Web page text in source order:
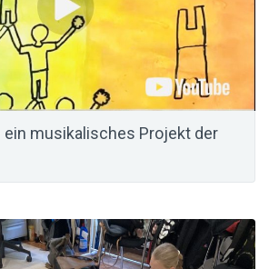
ein musikalisches Projekt der